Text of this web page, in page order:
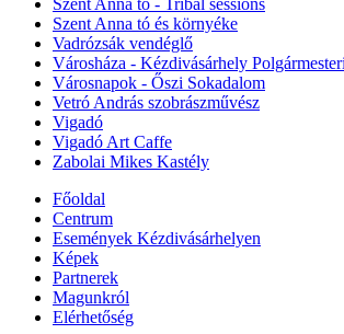
Szent Anna tó - Tribal sessions
Szent Anna tó és környéke
Vadrózsák vendéglő
Városháza - Kézdivásárhely
Városnapok - Őszi Sokadalom
Vetró András szobrászművész
Vigadó
Vigadó Art Caffe
Zabolai Mikes Kastély
Főoldal
Centrum
Események Kézdivásárhelyen
Képek
Partnerek
Magunkról
Elérhetőség